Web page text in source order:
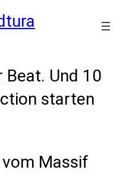
Beat. Und 10
starten
vom Massif